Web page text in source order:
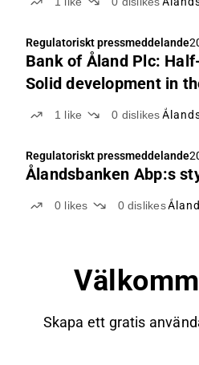
Regulatoriskt pressmeddelande
Bank of Åland Plc:
Solid development in
1 like 0 dislikes
Regulatoriskt pressmeddelande
Ålandsbanken Abp:s
0 likes 0 dislikes
Skapa ett gratis